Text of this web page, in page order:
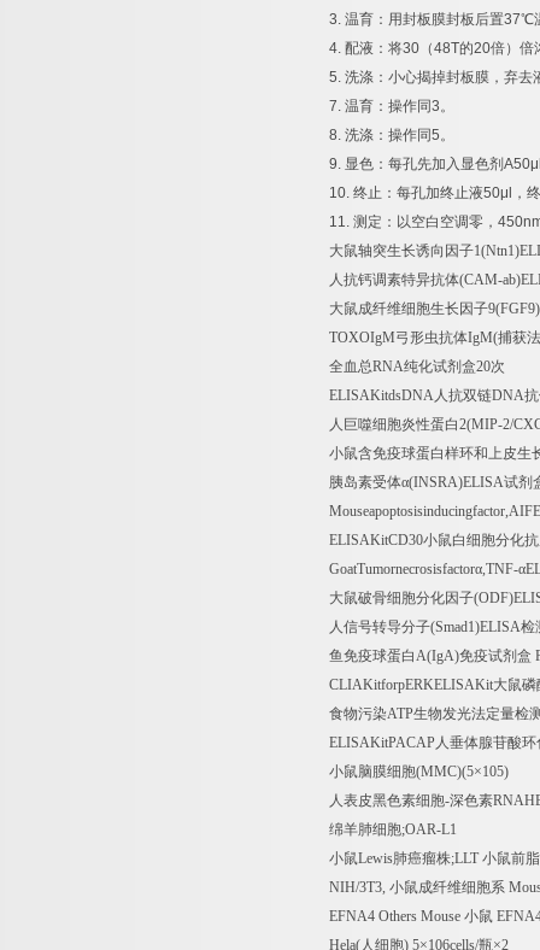
3. 温育：用封板膜封板后置37℃
4. 配液：将30 （48T的20倍）倍
5. 洗涤：小心揭掉封板膜，弃去
7. 温育：操作同3。
8. 洗涤：操作同5。
9. 显色：每孔先加入显色剂
10. 终止：每孔加终止液50μl
，
11. 测定：以空白空调零，
大鼠轴突生长诱向因子
人抗钙调素特异抗体(CAM-
大鼠成纤维细胞生长因子9(FGF9)
TOXOIgM弓形虫抗体IgM(捕获
全血总RNA纯化试剂盒20次
ELISAKitdsDNA人抗双链DNA
人巨噬细胞炎性蛋白2(MIP-2/
小鼠含免疫球蛋白样环和上皮生
胰岛素受体α(INSRA)ELISA试剂
ELISAKitCD30小鼠白细胞分化
GoatTumornecrosisfactorα,TNF-α
大鼠破骨细胞分化因子
人信号转导分子(Smad1)ELISA检
鱼免疫球蛋白A(IgA)免疫试剂盒
CLIAKitforpERKELISAKit大鼠
食物污染ATP生物发光法定量检
ELISAKitPACAP人垂体腺苷酸
小鼠脑膜细胞(MMC)(5×105)
人表皮黑色素细胞-深色素
绵羊肺细胞;OAR-L1
小鼠Lewis肺癌瘤株;LLT 小鼠前
NIH/3T3, 小鼠成纤维细胞系
EFNA4 Others Mouse 小鼠
Hela(人细胞) 5×106cells/瓶×2